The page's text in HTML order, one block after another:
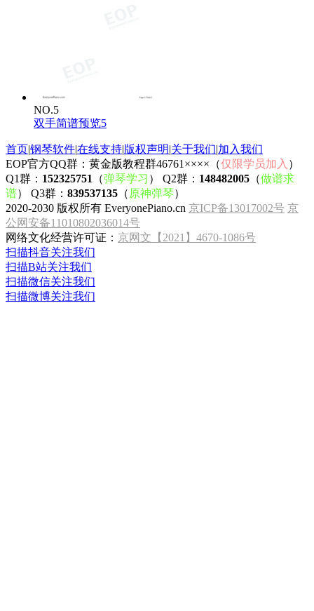
NO.5
双手简谱预览5
首页|钢琴软件|在线支持|版权声明|关于我们|加入我们
EOP官方QQ群：黄金版教程群46761××××（仅限学员加入 ）
Q1群： 152325751 （弹琴学习 ） Q2群： 148482005 （做谱求
谱） Q3群： 839537135 （ 原神弹琴）
2020-2030 版权所有 EveryonePiano.cn 京ICP备13017002号 京
公网安备11010802036014号
网络文化经营许可证： 京网文【2021】4670-1086号
扫描抖音关注我们
扫描B站关注我们
扫描微信关注我们
扫描微博关注我们